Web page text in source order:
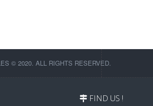
© 2020. ALL RIGHTS RESERVED.
FIND US !